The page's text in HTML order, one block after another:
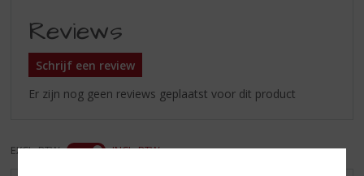
Reviews
Schrijf een review
Er zijn nog geen reviews geplaatst voor dit product
EXCL. BTW INCL. BTW